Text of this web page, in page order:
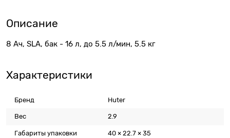
Описание
8 Ач, SLA, бак - 16 л, до 5.5 л/мин, 5.5 кг
Характеристики
Бренд Huter
Вес 2.9
Габариты упаковки 40 × 22.7 × 35